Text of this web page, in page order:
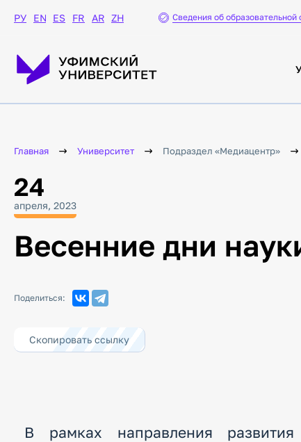
РУ EN ES FR AR ZH Сведения об образовательной
Главная Университет Подраздел «Медиацентр»
24
апреля, 2023
Весенние дни
Поделиться:
Скопировать ссылку
В рамках направления